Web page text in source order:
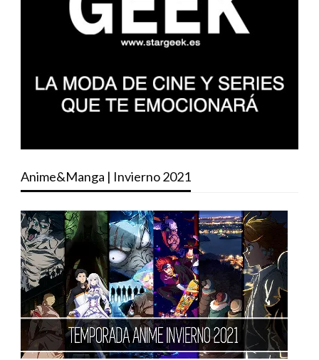
Anime&Manga | Invierno 2021